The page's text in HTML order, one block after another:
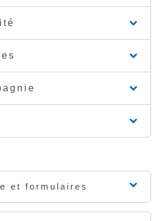
et formulaires